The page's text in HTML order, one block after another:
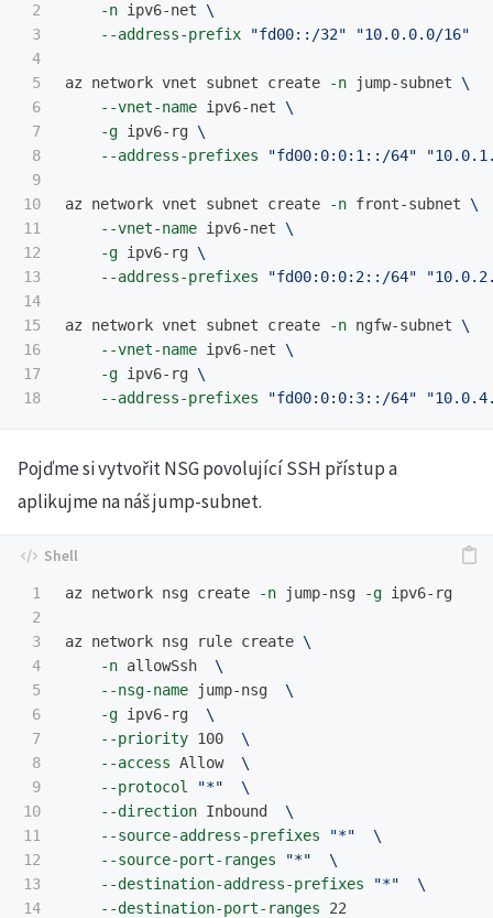
2
3
4
5
6
7
8
9
10
11
12
13
14
15
16
17
-n ipv6-net \
--address-prefix
"fd00::/32" "10.0.0.0/16"
az network vnet subnet create -n jump-subnet \
--vnet-name ipv6-net \
-g ipv6-rg \
--address-prefixes
"fd00:0:0:1::/64"
az network vnet subnet create -n front-subnet \
--vnet-name ipv6-net \
-g ipv6-rg \
--address-prefixes
"fd00:0:0:2::/64"
az network vnet subnet create -n ngfw-subnet \
--vnet-name ipv6-net \
-g ipv6-rg \
--address-prefixes
"fd00:0:0:3::/64"
Pojďme si vytvořit NSG povolující SSH přístup a
aplikujme na náš jump-subnet.
1
2
3
4
5
6
7
8
9
10
11
12
13
14
az network nsg create -n jump-nsg -g ipv6-rg
az network nsg rule create \
-n allowSsh \
--nsg-name jump-nsg \
-g ipv6-rg \
--priority 100 \
--access Allow \
--protocol
"*"
\
--direction Inbound \
--source-address-prefixes
"*"
\
--source-port-ranges
"*"
\
--destination-address-prefixes
"*"
\
--destination-port-ranges 22